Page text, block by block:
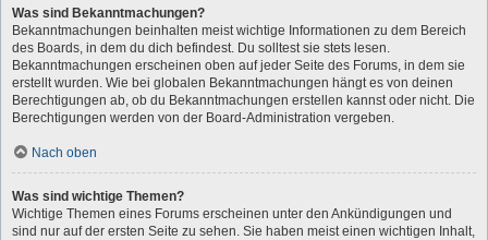
Was sind Bekanntmachungen?
Bekanntmachungen beinhalten meist wichtige Informationen zu dem Bereich
des Boards, in dem du dich befindest. Du solltest sie stets lesen.
Bekanntmachungen erscheinen oben auf jeder Seite des Forums, in dem sie
erstellt wurden. Wie bei globalen Bekanntmachungen hängt es von deinen
Berechtigungen ab, ob du Bekanntmachungen erstellen kannst oder nicht. Die
Berechtigungen werden von der Board-Administration vergeben.
Nach oben
Was sind wichtige Themen?
Wichtige Themen eines Forums erscheinen unter den Ankündigungen und
sind nur auf der ersten Seite zu sehen. Sie haben meist einen wichtigen Inhalt,